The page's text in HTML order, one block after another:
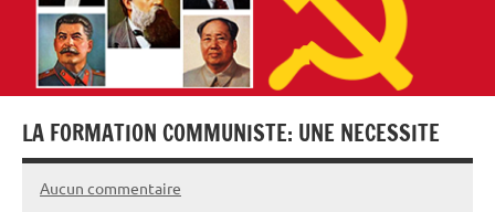
LA FORMATION COMMUNISTE: UNE NECESSITE
18
Jean
Aucun commentaire